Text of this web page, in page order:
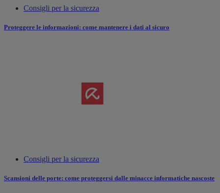
Consigli per la sicurezza
Proteggere le informazioni: come mantenere i dati al sicuro
Consigli per la sicurezza
Scansioni delle porte: come proteggersi dalle minacce informatiche nascoste